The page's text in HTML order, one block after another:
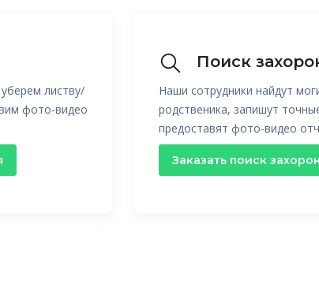
листву/
фото-видео
Поиск
Наши сотрудники найдут
родственика, запишут
предоставят фото-видео
Заказать поиск